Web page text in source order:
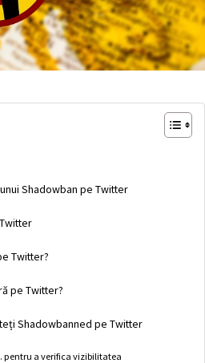
Shadowban pe Twitter
Twitter?
pe Twitter?
Shadowbanned pe Twitter
pentru a verifica vizibilitatea